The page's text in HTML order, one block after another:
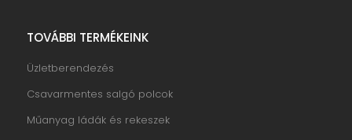
TOVÁBBI TERMÉKEINK
Üzletberendezés
Csavarmentes salgó polcok
Műanyag ládák és rekeszek